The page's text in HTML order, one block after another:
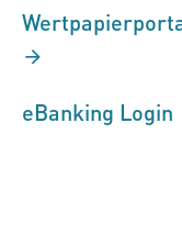
eBanking Login